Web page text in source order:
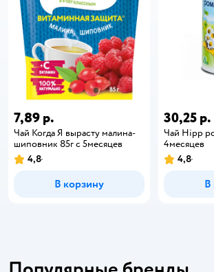
7,89 р.
Чай Когда Я вырасту малина-
шиповник 85г с 5месяцев
4,8
В корзину
30,25 р.
Чай Hipp
4месяцев
4,8
В